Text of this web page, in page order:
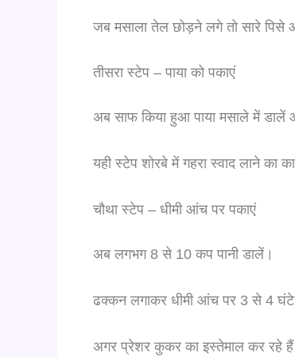
जब मसाला तेल छोड़ने लगे तो सारे पिसे
तीसरा स्टेप – पाया को पकाएं
अब साफ किया हुआ पाया मसाले में
यही स्टेप शोरबे में गहरा स्वाद लाने का
चौथा स्टेप – धीमी आंच पर पकाएं
अब लगभग 8 से 10 कप पानी डालें।
ढक्कन लगाकर धीमी आंच पर 3 से 4
अगर प्रेशर कुकर का इस्तेमाल कर रहे